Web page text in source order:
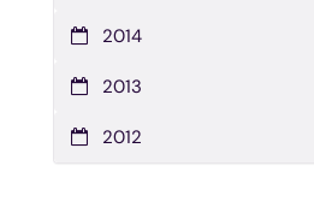
2014
2013
2012